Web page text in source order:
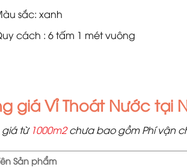
sắc: xanh
cách : 6 tấm 1 mét vuông
giá Vỉ Thoát Nước tại
giá từ 1000m2chưa bao gồm Phí vận
Sản phẩm